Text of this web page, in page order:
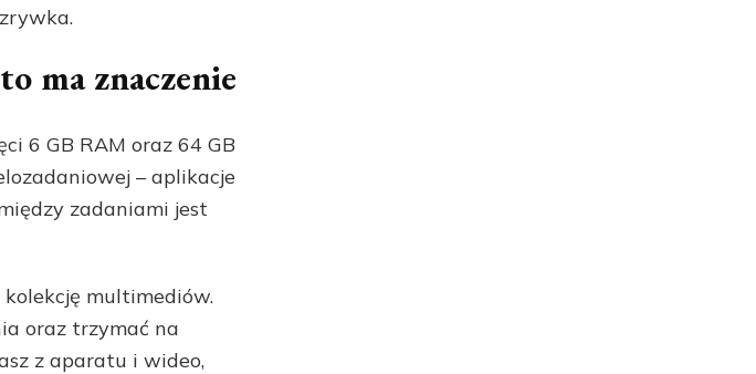
ma znaczenie
6 GB RAM oraz 64 GB
– aplikacje
zadaniami jest
multimediów.
oraz trzymać na
z aparatu i wideo,